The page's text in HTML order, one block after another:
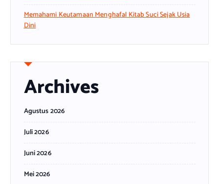
Memahami Keutamaan Menghafal Kitab Suci Sejak Usia
Dini
Archives
Agustus 2026
Juli 2026
Juni 2026
Mei 2026